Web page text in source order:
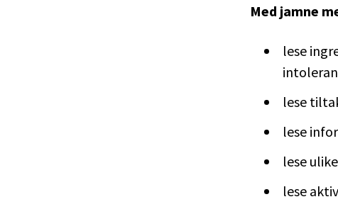
Med jamne
lese
lese
lese
lese
lese